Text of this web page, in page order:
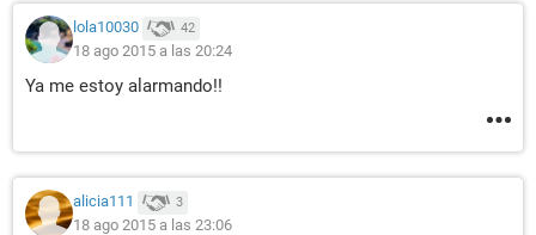
lola10030 42
18 ago 2015 a las 20:24
Ya me estoy alarmando!!
alicia111 3
18 ago 2015 a las 23:06